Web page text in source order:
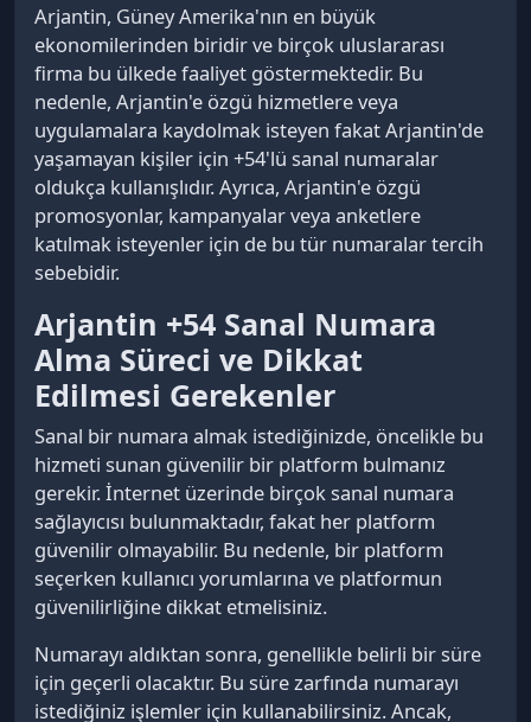
Arjantin, Güney Amerika'nın en büyük
ekonomilerinden biridir ve birçok uluslararası
firma bu ülkede faaliyet göstermektedir. Bu
nedenle, Arjantin'e özgü hizmetlere veya
uygulamalara kaydolmak isteyen fakat Arjantin'de
yaşamayan kişiler için +54'lü sanal numaralar
oldukça kullanışlıdır. Ayrıca, Arjantin'e özgü
promosyonlar, kampanyalar veya anketlere
katılmak isteyenler için de bu tür numaralar tercih
sebebidir.
Arjantin +54 Sanal Numara
Alma Süreci ve Dikkat
Edilmesi Gerekenler
Sanal bir numara almak istediğinizde, öncelikle bu
hizmeti sunan güvenilir bir platform bulmanız
gerekir. İnternet üzerinde birçok sanal numara
sağlayıcısı bulunmaktadır, fakat her platform
güvenilir olmayabilir. Bu nedenle, bir platform
seçerken kullanıcı yorumlarına ve platformun
güvenilirliğine dikkat etmelisiniz.
Numarayı aldıktan sonra, genellikle belirli bir süre
için geçerli olacaktır. Bu süre zarfında numarayı
istediğiniz işlemler için kullanabilirsiniz. Ancak,